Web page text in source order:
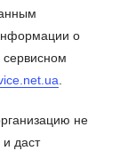
о
сервисном
.
не
даст